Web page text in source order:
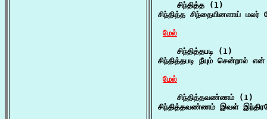
    சிந்தித்த (1)
சிந்தித்த சிந்தையினளாய்
மேல்
    சிந்தித்தபடி (1)
சிந்தித்தபடி நீயும் சென்றால்
மேல்
    சிந்தித்தவண்ணம் (1)
சிந்தித்தவண்ணம் இவள்